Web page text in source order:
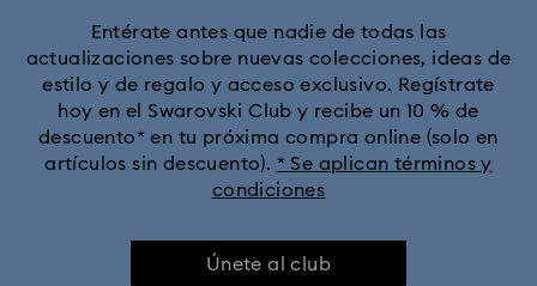
Entérate antes que nadie de todas las
actualizaciones sobre nuevas colecciones, ideas de
estilo y de regalo y acceso exclusivo. Regístrate
hoy en el Swarovski Club y recibe un 10 % de
descuento* en tu próxima compra online (solo en
artículos sin descuento). * Se aplican términos y
condiciones
Únete al club